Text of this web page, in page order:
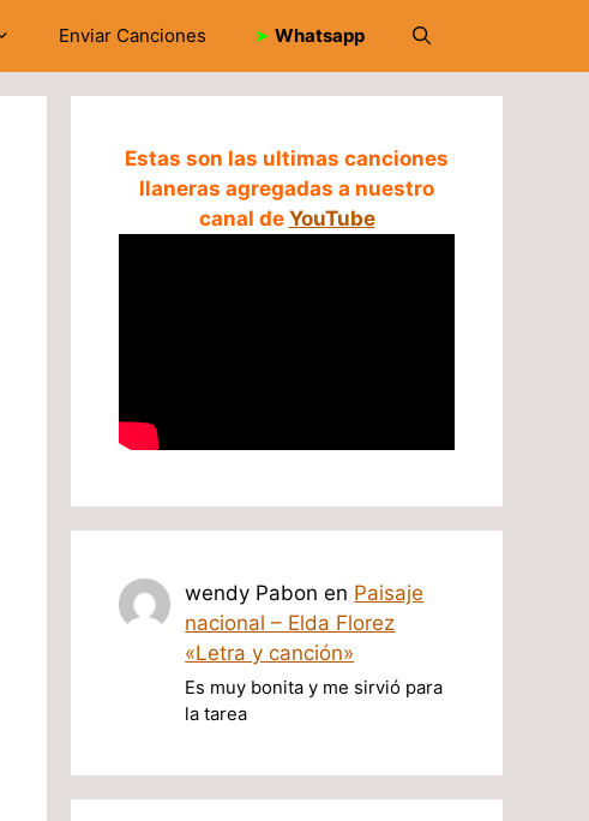
Enviar Canciones ➤ Whatsapp
Estas son las ultimas canciones
llaneras agregadas a nuestro
canal de YouTube
wendy Pabon en Paisaje
nacional – Elda Florez
«Letra y canción»
Es muy bonita y me sirvió para
la tarea